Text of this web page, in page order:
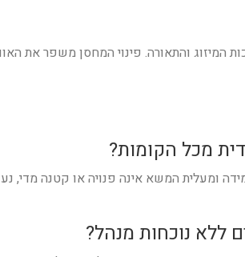
המיזוג והתאורה. פינוי המחסן משפר את
ומעלית המשא אינה פנויה או קטנה מדי,